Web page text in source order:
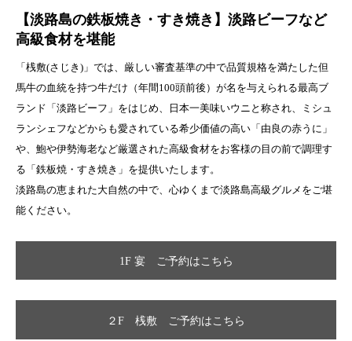
【淡路島の鉄板焼き・すき焼き】淡路ビーフなど
高級食材を堪能
「桟敷(さじき)」では、厳しい審査基準の中で品質規格を満たした但
馬牛の血統を持つ牛だけ（年間100頭前後）が名を与えられる最高ブ
ランド「淡路ビーフ」をはじめ、日本一美味いウニと称され、ミシュ
ランシェフなどからも愛されている希少価値の高い「由良の赤うに」
や、鮑や伊勢海老など厳選された高級食材をお客様の目の前で調理す
る「鉄板焼・すき焼き」を提供いたします。
淡路島の恵まれた大自然の中で、心ゆくまで淡路島高級グルメをご堪
能ください。
1F 宴 ご予約はこちら
２F 桟敷 ご予約はこちら